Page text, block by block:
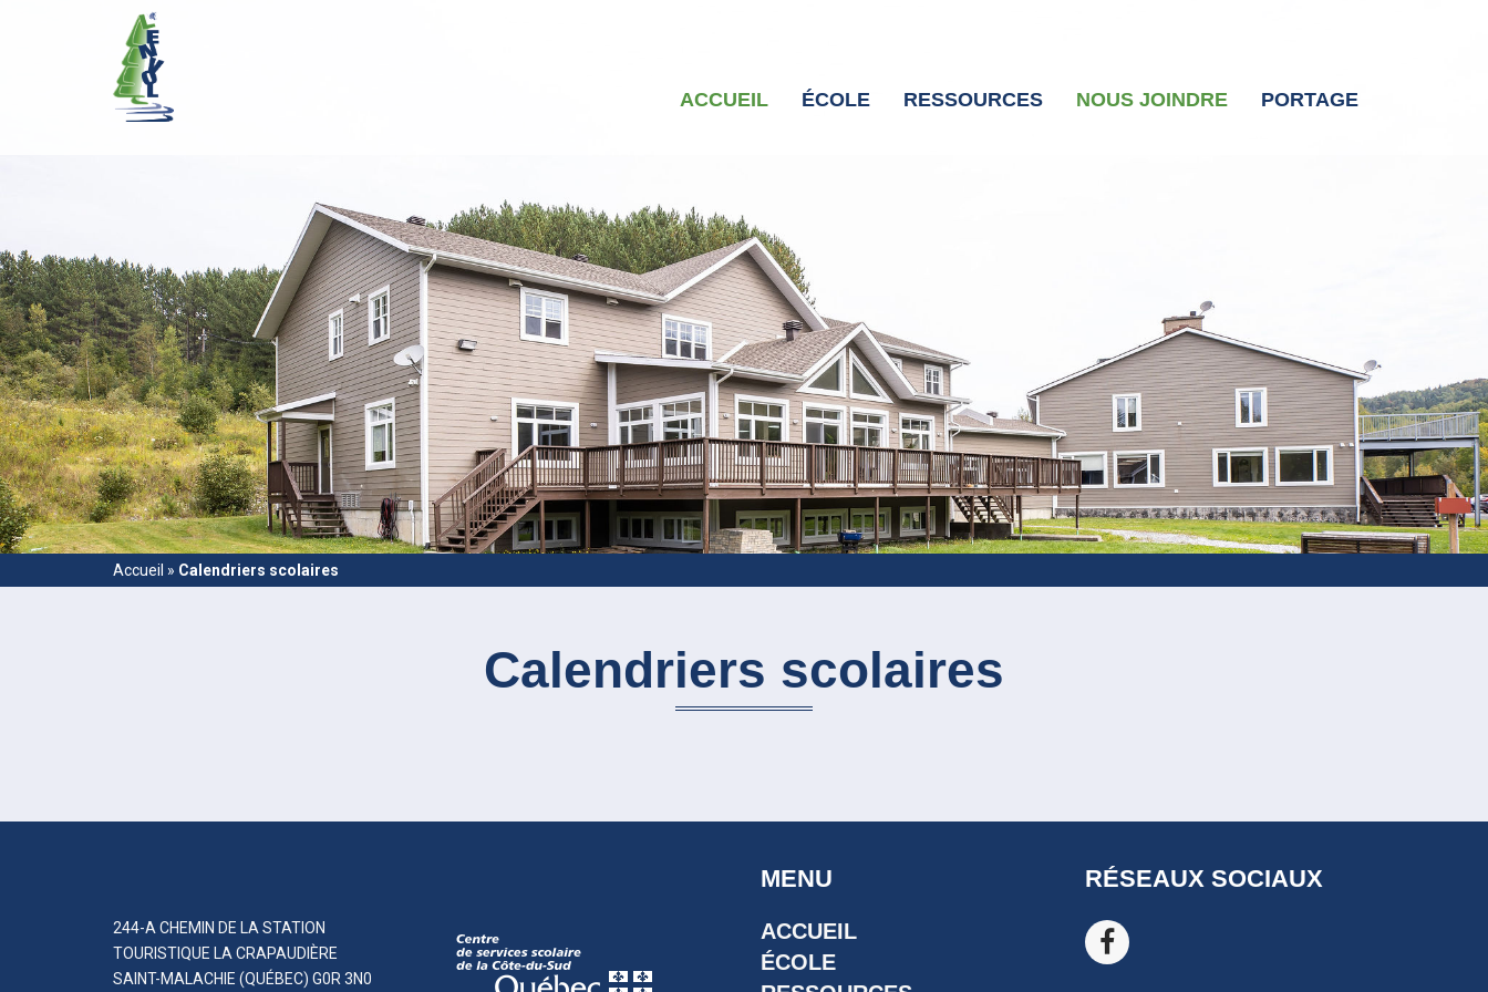
ACCUEIL ÉCOLE RESSOURCES NOUS JOINDRE PORTAGE
Accueil » Calendriers scolaires
Calendriers scolaires
244-A CHEMIN DE LA STATION
TOURISTIQUE LA CRAPAUDIÈRE
SAINT-MALACHIE (QUÉBEC) G0R 3N0
MENU
ACCUEIL
ÉCOLE
RÉSEAUX SOCIAUX